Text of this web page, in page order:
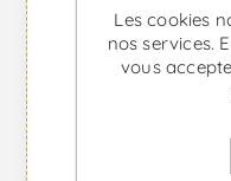
Les cookies
nos services.
vous